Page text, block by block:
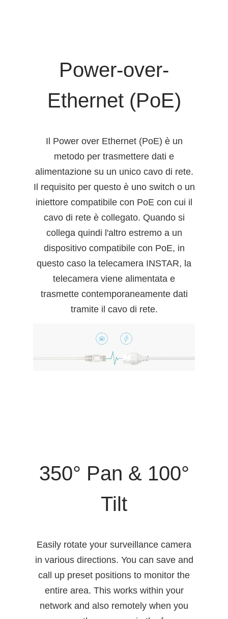
Power-over-
Ethernet (PoE)
Il Power over Ethernet (PoE) è un
metodo per trasmettere dati e
alimentazione su un unico cavo di rete.
Il requisito per questo è uno switch o un
iniettore compatibile con PoE con cui il
cavo di rete è collegato. Quando si
collega quindi l'altro estremo a un
dispositivo compatibile con PoE, in
questo caso la telecamera INSTAR, la
telecamera viene alimentata e
trasmette contemporaneamente dati
tramite il cavo di rete.
350° Pan & 100°
Tilt
Easily rotate your surveillance camera
in various directions. You can save and
call up preset positions to monitor the
entire area. This works within your
network and also remotely when you